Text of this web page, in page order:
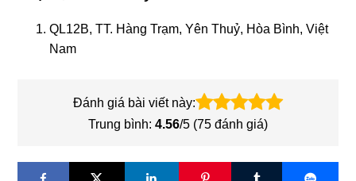
QL12B, TT. Hàng Trạm, Yên Thuỷ, Hòa Bình, Việt
Nam
Đánh giá bài viết này:
Trung bình: 4.56/5 (75 đánh giá)